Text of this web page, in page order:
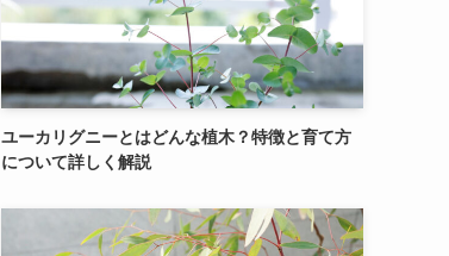
ユーカリグニーとはどんな植木？特徴と育て方
について詳しく解説